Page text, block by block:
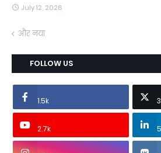
July 12, 2026
और नया
FOLLOW US
1.5k
2.7k